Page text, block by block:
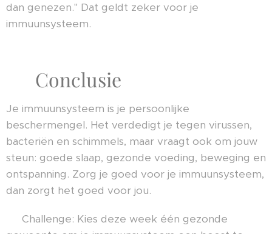
dan genezen." Dat geldt zeker voor je
immuunsysteem.
✨ Conclusie
Je immuunsysteem is je persoonlijke
beschermengel. Het verdedigt je tegen virussen,
bacteriën en schimmels, maar vraagt ook om jouw
steun: goede slaap, gezonde voeding, beweging en
ontspanning. Zorg je goed voor je immuunsysteem,
dan zorgt het goed voor jou.
👉 Challenge: Kies deze week één gezonde